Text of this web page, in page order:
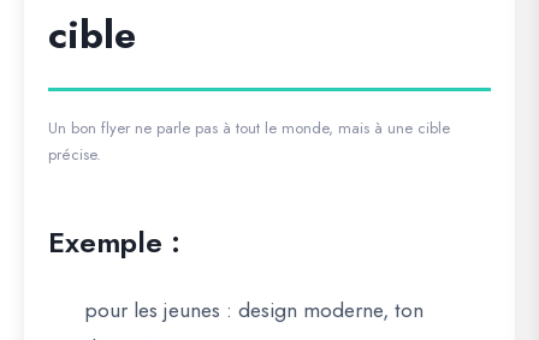
cible
Un bon flyer ne parle pas à tout le monde, mais à une cible
précise.
Exemple :
pour les jeunes : design moderne, ton